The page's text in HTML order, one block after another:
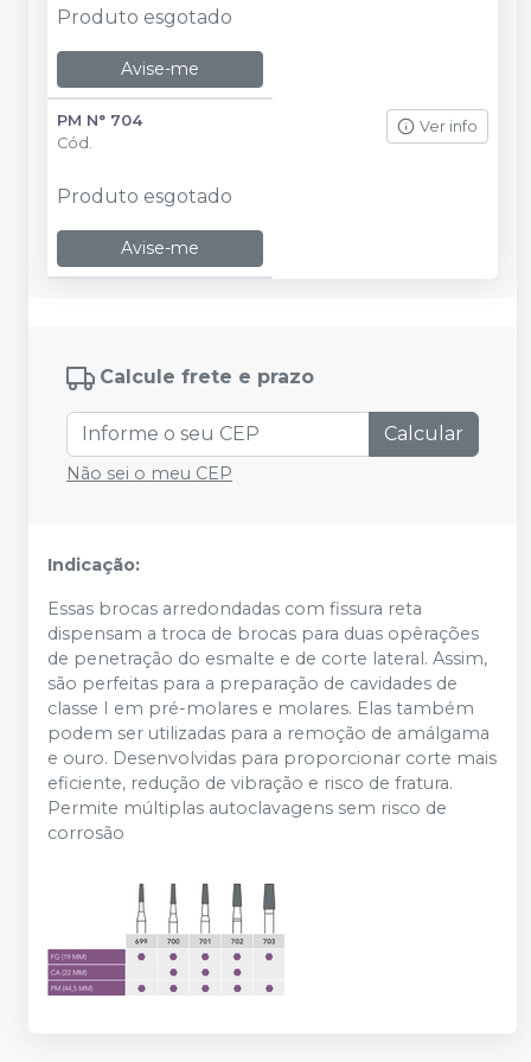
Produto esgotado
Avise-me
PM N° 704
Cód.
Ver info
Produto esgotado
Avise-me
Calcule frete e prazo
Calcular
Não sei o meu CEP
Indicação:
Essas brocas arredondadas com fissura reta
dispensam a troca de brocas para duas opêrações
de penetração do esmalte e de corte lateral. Assim,
são perfeitas para a preparação de cavidades de
classe I em pré-molares e molares. Elas também
podem ser utilizadas para a remoção de amálgama
e ouro. Desenvolvidas para proporcionar corte mais
eficiente, redução de vibração e risco de fratura.
Permite múltiplas autoclavagens sem risco de
corrosão